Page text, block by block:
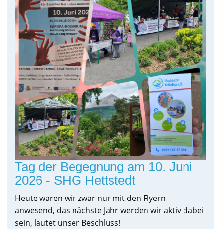
Tag der Begegnung am 10. Juni
2026 - SHG Hettstedt
Heute waren wir zwar nur mit den Flyern
anwesend, das nächste Jahr werden wir aktiv dabei
sein, lautet unser Beschluss!